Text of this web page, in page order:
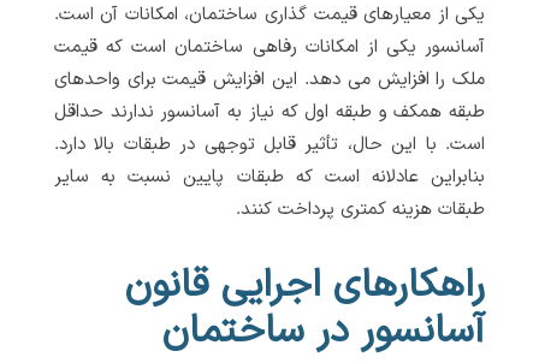
یکی از معیارهای قیمت گذاری ساختمان، امکانات آن است.
آسانسور یکی از امکانات رفاهی ساختمان است که قیمت
ملک را افزایش می دهد. این افزایش قیمت برای واحدهای
طبقه همکف و طبقه اول که نیاز به آسانسور ندارند حداقل
است. با این حال، تأثیر قابل توجهی در طبقات بالا دارد.
بنابراین عادلانه است که طبقات پایین نسبت به سایر
طبقات هزینه کمتری پرداخت کنند.
راهکارهای اجرایی قانون
آسانسور در ساختمان